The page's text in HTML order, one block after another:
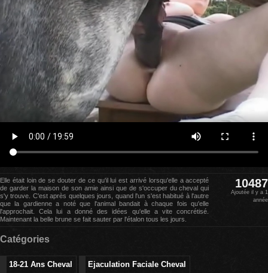
Elle était loin de se douter de ce qu'il lui est arrivé lorsqu'elle a accepté
de garder la maison de son amie ainsi que de s'occuper du cheval qui
s'y trouve. C'est après quelques jours, quand l'un s'est habitué à l'autre
que la gardienne a noté que l'animal bandait à chaque fois qu'elle
l'approchait. Cela lui a donné des idées qu'elle a vite concrétisé.
Maintenant la belle brune se fait sauter par l'étalon tous les jours.
10487
Ajoutée il y a 1
année
Catégories
18-21 Ans Cheval
Ejaculation Faciale Cheval